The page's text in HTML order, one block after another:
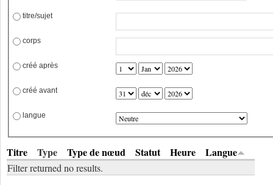
titre/sujet
corps
créé après
créé avant
langue
Titre Type Type de nœud Statut Heure Langue
Filter returned no results.